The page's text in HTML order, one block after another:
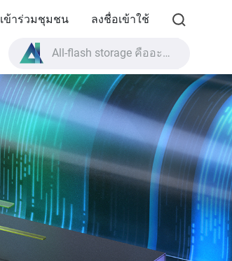
เข้าร่วมชุมชน ลงชื่อเข้าใช้
High Availability คืออะไร?
All-flash storage คืออะไร?